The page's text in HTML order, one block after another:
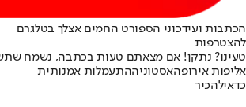
הכתבות ועידכוני הספורט החמים אצלך בטלגרם
להצטרפות
טעינו? נתקן! אם מצאתם טעות בכתבה, נשמח
אליפות אירופהאסטוניההתעמלות אמנותית
כדאילהכיר